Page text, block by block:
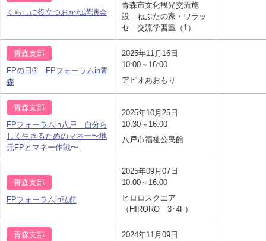
くらしに役立つおかね講演会
青森市文化観光交流施
設 ねぶたの家・ワラッ
セ 交流学習室（1）
青森支部
FPの日® FPフォーラムin青
森
2025年11月16日
10:00～16:00
アピオあおもり
青森支部
FPフォーラムin八戸 自分ら
しく生きるためのマネー〜地
元FPとマネー作戦〜
2025年10月25日
10:30～16:00
八戸市福祉公民館
青森支部
FPフォーラムin弘前
2025年09月07日
10:00～16:00
ヒロロスクエア
（HIRORO 3･4F）
青森支部
2024年11月09日